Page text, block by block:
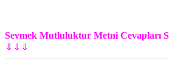
Sevmek Mutluluktur Metni Cevapları
⇓⇓⇓